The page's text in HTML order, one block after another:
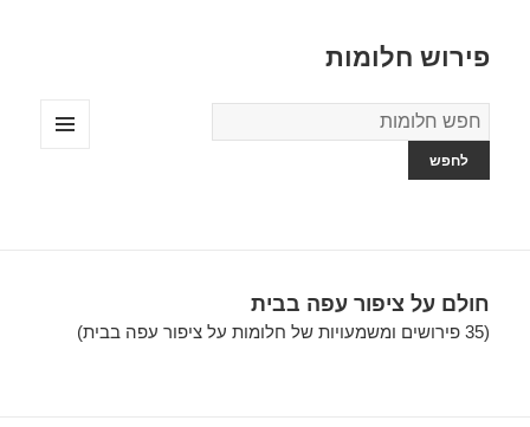
פירוש חלומות
מילון
החלומות
חולם על ציפור עפה בבית
(35 פירושים ומשמעויות של חלומות על ציפור עפה בבית)